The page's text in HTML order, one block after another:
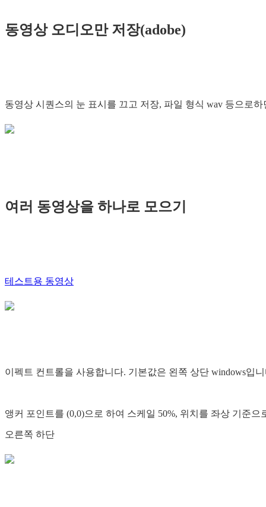
동영상 오디오만 저장(adobe)
동영상 시퀀스의 눈 표시를 끄고 저장, 파일 형식 wav 등으로
여러 동영상을 하나로 모으기
테스트용 동영상
이펙트 컨트롤을 사용합니다. 기본값은 왼쪽 상단 windows입니
앵커 포인트를 (0,0)으로 하여 스케일 50%, 위치를 좌상 기준으
오른쪽 하단